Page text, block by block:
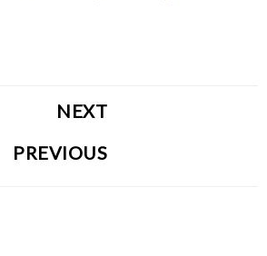
NEXT
PREVIOUS